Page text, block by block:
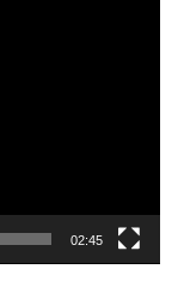
02:45